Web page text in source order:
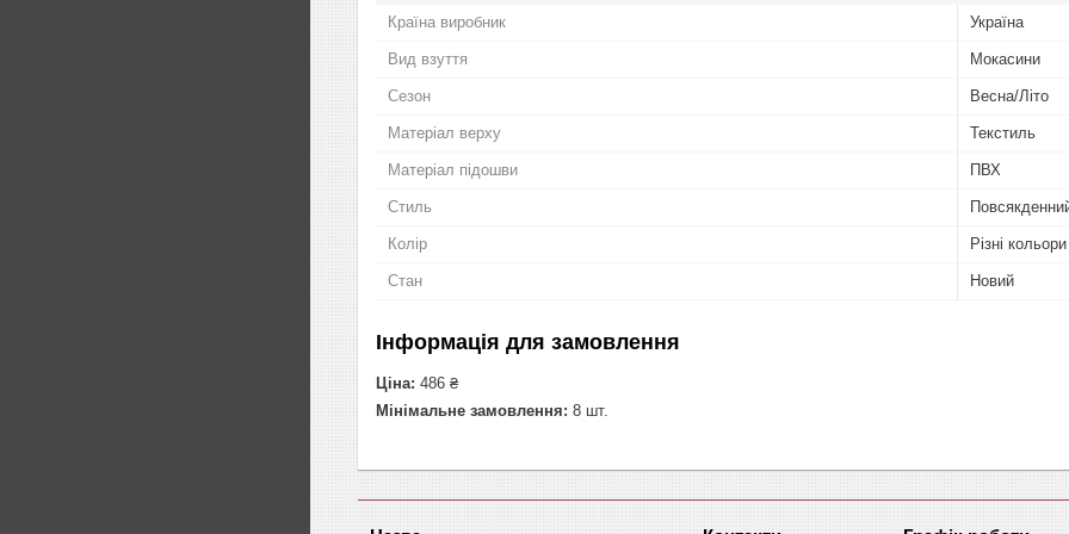
Країна виробник Україна
Вид взуття Мокасини
Сезон Весна/Літо
Матеріал верху Текстиль
Матеріал підошви ПВХ
Стиль
Колір Різні кольори
Стан Новий
Інформація для замовлення
Ціна: 486 ₴
Мінімальне замовлення: 8 шт.